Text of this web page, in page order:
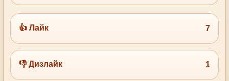
👍 Лайк 7
👎 Дизлайк 1